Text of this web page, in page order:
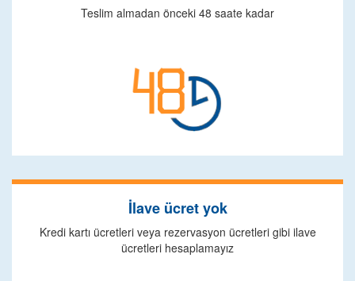
Teslim almadan önceki 48 saate kadar
İlave ücret yok
Kredi kartı ücretleri veya rezervasyon ücretleri gibi ilave
ücretleri hesaplamayız